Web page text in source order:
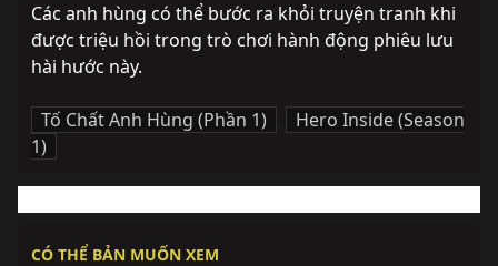
Các anh hùng có thể bước ra khỏi truyện tranh khi
được triệu hồi trong trò chơi hành động phiêu lưu
hài hước này.
Tố Chất Anh Hùng (Phần 1) ,
Hero Inside (Season
1)
CÓ THỂ BẢN MUỐN XEM